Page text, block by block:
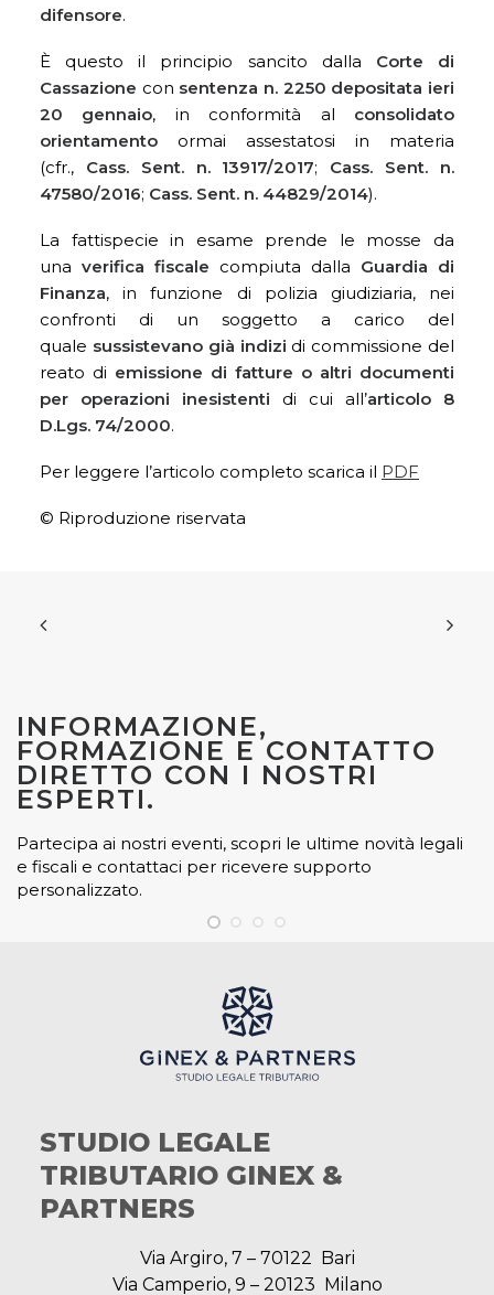
difensore.
È questo il principio sancito dalla Corte di
Cassazione con sentenza n. 2250 depositata ieri
20 gennaio, in conformità al consolidato
orientamento ormai assestatosi in materia
(cfr., Cass. Sent. n. 13917/2017; Cass. Sent. n.
47580/2016; Cass. Sent. n. 44829/2014).
La fattispecie in esame prende le mosse da
una verifica fiscale compiuta dalla Guardia di
Finanza, in funzione di polizia giudiziaria, nei
confronti di un soggetto a carico del
quale sussistevano già indizi di commissione del
reato di emissione di fatture o altri documenti
per operazioni inesistenti di cui all’articolo 8
D.Lgs. 74/2000.
Per leggere l’articolo completo scarica il PDF
© Riproduzione riservata
INFORMAZIONE,
FORMAZIONE E CONTATTO
DIRETTO CON I NOSTRI
ESPERTI.
Partecipa ai nostri eventi, scopri le ultime novità legali
e fiscali e contattaci per ricevere supporto
personalizzato.
STUDIO LEGALE
TRIBUTARIO GINEX &
PARTNERS
Via Argiro, 7 – 70122 Bari
Via Camperio, 9 – 20123 Milano